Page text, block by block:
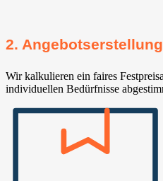
2. Angebotserstellung
Wir kalkulieren ein faires
individuellen Bedürfnisse